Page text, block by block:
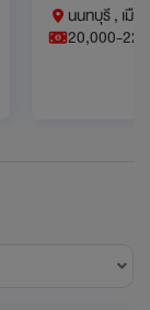
นนทบุรี , เมือ
20,000-